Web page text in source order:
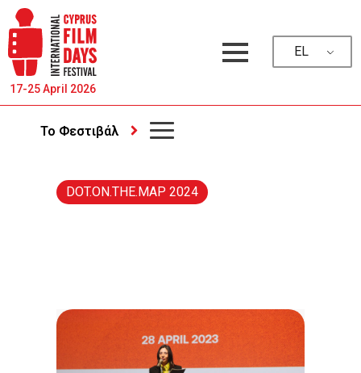
17-25 April 2026
EL
Το Φεστιβάλ
DOT.ON.THE.MAP 2024